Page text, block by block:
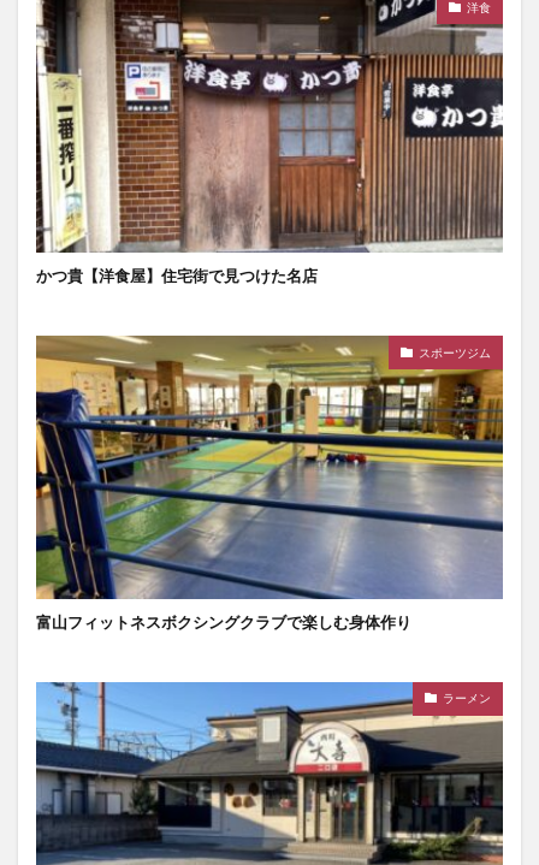
洋食
かつ貴【洋食屋】住宅街で見つけた名店
スポーツジム
富山フィットネスボクシングクラブで楽しむ身体作り
ラーメン